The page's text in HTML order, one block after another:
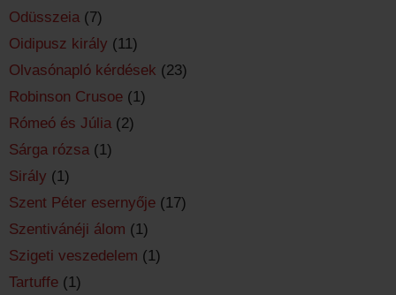
Odüsszeia (7)
Oidipusz király (11)
Olvasónapló kérdések (23)
Robinson Crusoe (1)
Rómeó és Júlia (2)
Sárga rózsa (1)
Sirály (1)
Szent Péter esernyője (17)
Szentivánéji álom (1)
Szigeti veszedelem (1)
Tartuffe (1)